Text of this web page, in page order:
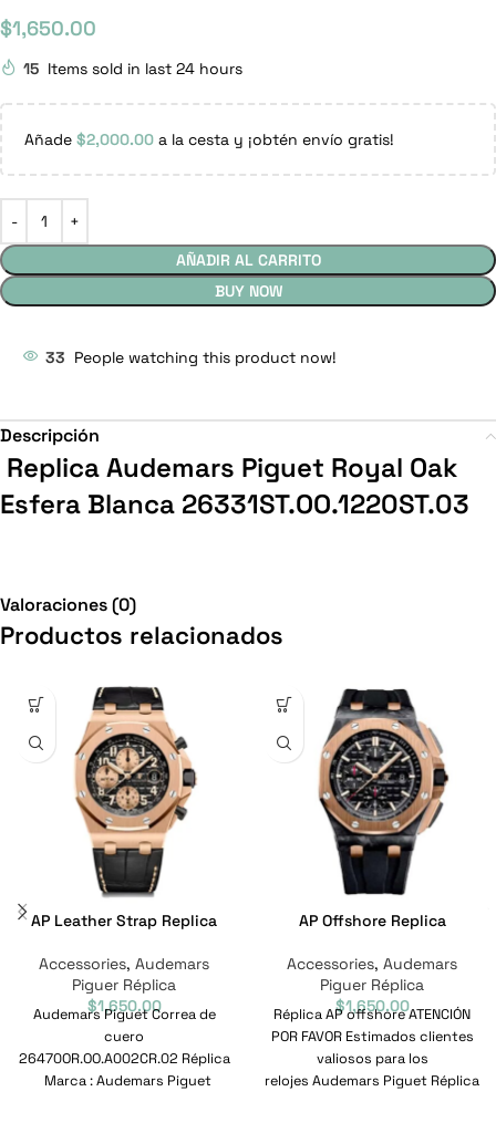
$1,650.00
15 Items sold in last 24 hours
Añade $2,000.00 a la cesta y ¡obtén envío gratis!
AÑADIR AL CARRITO
BUY NOW
33 People watching this product now!
Descripción
Replica Audemars Piguet Royal Oak
Esfera Blanca 26331ST.OO.1220ST.03
Valoraciones (0)
Productos relacionados
AP Leather Strap Replica
Accessories, Audemars
Piguer Réplica
$1,650.00
Audemars Piguet Correa de
cuero
26470OR.OO.A002CR.02 Réplica
Marca : Audemars Piguet
AP Offshore Replica
Accessories, Audemars
Piguer Réplica
$1,650.00
Réplica AP offshore ATENCIÓN
POR FAVOR Estimados clientes
valiosos para los
relojes Audemars Piguet Réplica